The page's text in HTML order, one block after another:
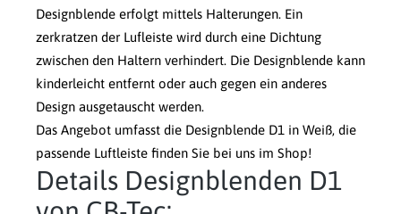
Designblende erfolgt mittels Halterungen. Ein
zerkratzen der Lufleiste wird durch eine Dichtung
zwischen den Haltern verhindert. Die Designblende kann
kinderleicht entfernt oder auch gegen ein anderes
Design ausgetauscht werden.
Das Angebot umfasst die Designblende D1 in Weiß, die
passende Luftleiste finden Sie bei uns im Shop!
Details Designblenden D1